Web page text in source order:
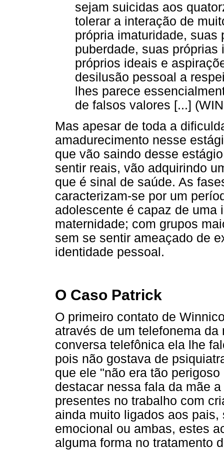
sejam suicidas aos
tolerar a interação de
própria imaturidade, suas
puberdade, suas
próprios ideais e
desilusão pessoal a
lhes parece
de falsos valores [...]
Mas apesar de toda a
amadurecimento nesse
que vão saindo desse
sentir reais, vão adquirindo
que é sinal de saúde. As
caracterizam-se por um
adolescente é capaz de uma
maternidade; com grupos
sem se sentir ameaçado de
identidade pessoal.
O Caso Patrick
O primeiro contato de
através de um telefonema
conversa telefônica ela lhe
pois não gostava de
que ele "não era tão
destacar nessa fala da mãe
presentes no trabalho com
ainda muito ligados aos
emocional ou ambas, estes
alguma forma no tratamento